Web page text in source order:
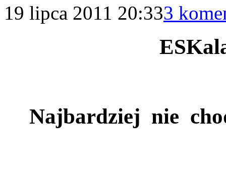
19 lipca 2011 20:333
Najbardziej nie